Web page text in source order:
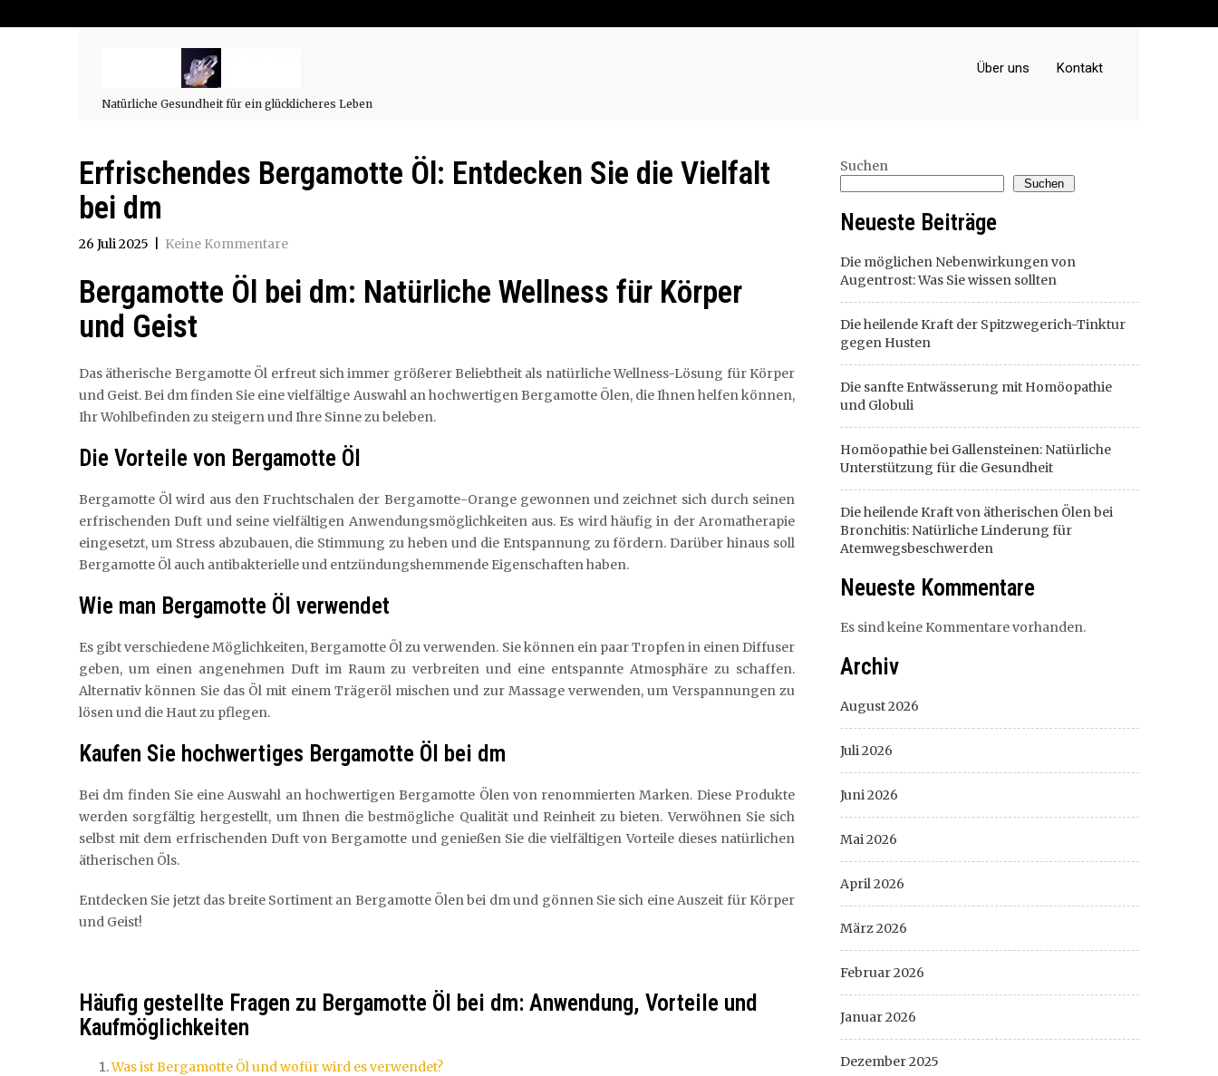
Natürliche Gesundheit für ein glücklicheres Leben
Über uns Kontakt
Erfrischendes Bergamotte Öl: Entdecken Sie die Vielfalt
bei dm
26 Juli 2025 Keine Kommentare
Bergamotte Öl bei dm: Natürliche Wellness für Körper
und Geist
Das ätherische Bergamotte Öl erfreut sich immer größerer Beliebtheit als natürliche Wellness-Lösung für Körper
und Geist. Bei dm finden Sie eine vielfältige Auswahl an hochwertigen Bergamotte Ölen, die Ihnen helfen können,
Ihr Wohlbefinden zu steigern und Ihre Sinne zu beleben.
Die Vorteile von Bergamotte Öl
Bergamotte Öl wird aus den Fruchtschalen der Bergamotte-Orange gewonnen und zeichnet sich durch seinen
erfrischenden Duft und seine vielfältigen Anwendungsmöglichkeiten aus. Es wird häufig in der Aromatherapie
eingesetzt, um Stress abzubauen, die Stimmung zu heben und die Entspannung zu fördern. Darüber hinaus soll
Bergamotte Öl auch antibakterielle und entzündungshemmende Eigenschaften haben.
Wie man Bergamotte Öl verwendet
Es gibt verschiedene Möglichkeiten, Bergamotte Öl zu verwenden. Sie können ein paar Tropfen in einen Diffuser
geben, um einen angenehmen Duft im Raum zu verbreiten und eine entspannte Atmosphäre zu schaffen.
Alternativ können Sie das Öl mit einem Trägeröl mischen und zur Massage verwenden, um Verspannungen zu
lösen und die Haut zu pflegen.
Kaufen Sie hochwertiges Bergamotte Öl bei dm
Bei dm finden Sie eine Auswahl an hochwertigen Bergamotte Ölen von renommierten Marken. Diese Produkte
werden sorgfältig hergestellt, um Ihnen die bestmögliche Qualität und Reinheit zu bieten. Verwöhnen Sie sich
selbst mit dem erfrischenden Duft von Bergamotte und genießen Sie die vielfältigen Vorteile dieses natürlichen
ätherischen Öls.
Entdecken Sie jetzt das breite Sortiment an Bergamotte Ölen bei dm und gönnen Sie sich eine Auszeit für Körper
und Geist!
Häufig gestellte Fragen zu Bergamotte Öl bei dm: Anwendung, Vorteile und
Kaufmöglichkeiten
Was ist Bergamotte Öl und wofür wird es verwendet?
Suchen
Suchen
Neueste Beiträge
Die möglichen Nebenwirkungen von
Augentrost: Was Sie wissen sollten
Die heilende Kraft der Spitzwegerich-Tinktur
gegen Husten
Die sanfte Entwässerung mit Homöopathie
und Globuli
Homöopathie bei Gallensteinen: Natürliche
Unterstützung für die Gesundheit
Die heilende Kraft von ätherischen Ölen bei
Bronchitis: Natürliche Linderung für
Atemwegsbeschwerden
Neueste Kommentare
Es sind keine Kommentare vorhanden.
Archiv
August 2026
Juli 2026
Juni 2026
Mai 2026
April 2026
März 2026
Februar 2026
Januar 2026
Dezember 2025